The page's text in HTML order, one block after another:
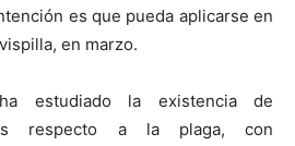
es que pueda aplicarse en
en marzo.
estudiado la existencia de
respecto a la plaga, con